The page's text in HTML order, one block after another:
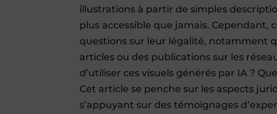
illustrations à partir de simples
plus accessible que jamais.
questions sur leur légalité, notamment
articles ou des publications sur les
d’utiliser ces visuels générés par IA ?
Cet article se penche sur les aspects
s’appuyant sur des témoignages